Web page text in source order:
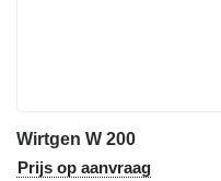
Wirtgen W 200
Prijs op aanvraag